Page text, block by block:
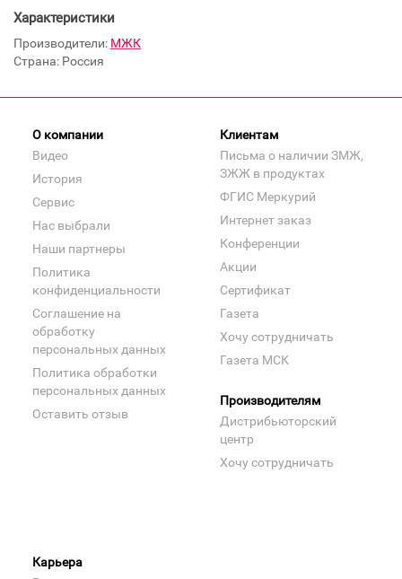
Характеристики
Производители: МЖК
Страна: Россия
О компании
Видео
История
Сервис
Нас выбрали
Наши партнеры
Политика
конфиденциальности
Соглашение на
обработку
персональных данных
Политика обработки
персональных данных
Оставить отзыв
Клиентам
Письма о наличии ЗМЖ,
ЗЖЖ в продуктах
ФГИС Меркурий
Интернет заказ
Конференции
Акции
Сертификат
Газета
Хочу сотрудничать
Газета МСК
Производителям
Дистрибьюторский
центр
Хочу сотрудничать
Карьера